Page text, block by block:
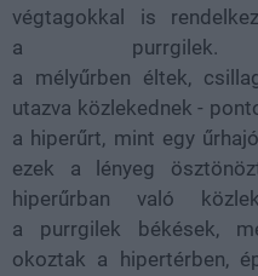
végtagokkal is
a
a mélyűrben éltek,
utazva közlekednek -
a hiperűrt, mint egy
ezek a lényeg
hiperűrban való
a purrgilek békések,
okoztak a hipertérben,